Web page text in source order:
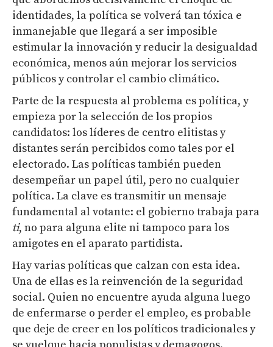
identidades, la política se volverá tan tóxica e
inmanejable que llegará a ser imposible
estimular la innovación y reducir la desigualdad
económica, menos aún mejorar los servicios
públicos y controlar el cambio climático.
Parte de la respuesta al problema es política, y
empieza por la selección de los propios
candidatos: los líderes de centro elitistas y
distantes serán percibidos como tales por el
electorado. Las políticas también pueden
desempeñar un papel útil, pero no cualquier
política. La clave es transmitir un mensaje
fundamental al votante: el gobierno trabaja para
ti, no para alguna elite ni tampoco para los
amigotes en el aparato partidista.
Hay varias políticas que calzan con esta idea.
Una de ellas es la reinvención de la seguridad
social. Quien no encuentre ayuda alguna luego
de enfermarse o perder el empleo, es probable
que deje de creer en los políticos tradicionales y